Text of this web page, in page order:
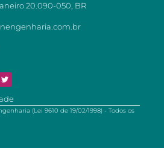
20.090-050, BR
(Lei 9610 de 19/02/1998) - Todos os